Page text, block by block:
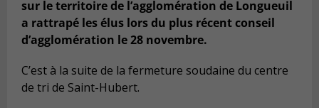
sur le territoire de l’agglomération de Longueuil
a rattrapé les élus lors du plus récent conseil
d’agglomération le 28 novembre.
C’est à la suite de la fermeture soudaine du centre
de tri de Saint-Hubert.